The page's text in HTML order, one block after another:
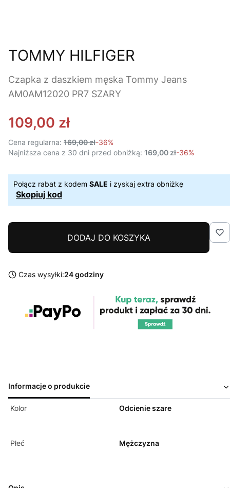
TOMMY HILFIGER
Czapka z daszkiem męska Tommy Jeans
AM0AM12020 PR7 SZARY
109,00 zł
Cena regularna: 169,00 zł-36%
Najniższa cena z 30 dni przed obniżką: 169,00 zł-36%
Połącz rabat z kodem SALE i zyskaj extra obniżkę
Skopiuj kod
DODAJ DO KOSZYKA
Czas wysyłki:24 godziny
Informacje o produkcie
Kolor Odcienie szare
Płeć Mężczyzna